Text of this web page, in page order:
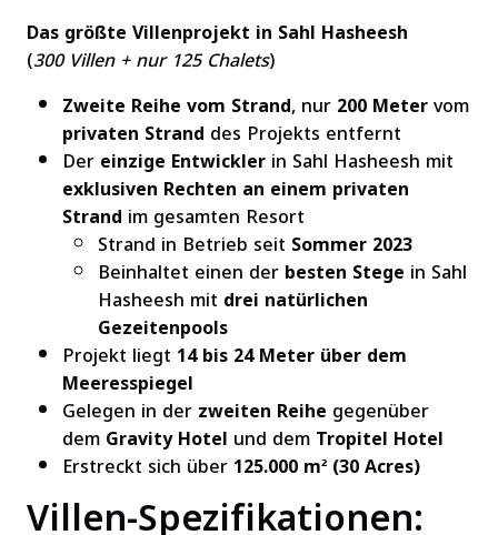
Das größte Villenprojekt in Sahl Hasheesh
(300 Villen + nur 125 Chalets)
Zweite Reihe vom Strand, nur200 Metervom
privaten Strand des Projekts entfernt
Dereinzige Entwicklerin Sahl Hasheesh mit
exklusiven Rechten an einem privaten
Strand im gesamten Resort
Strand in Betrieb seit Sommer 2023
Beinhaltet einen derbesten Stege in Sahl
Hasheesh mit drei natürlichen
Gezeitenpools
Projekt liegt 14 bis 24 Meter über dem
Meeresspiegel
Gelegen in derzweiten Reihe gegenüber
demGravity Hotel und demTropitel Hotel
Erstreckt sich über125.000 m² (30 Acres)
Villen-Spezifikationen: